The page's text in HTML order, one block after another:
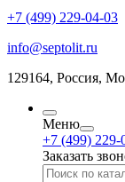
+7 (499) 229-04-03
info@septolit.ru
129164, Россия,
Меню
+7 (499) 229-
Заказать